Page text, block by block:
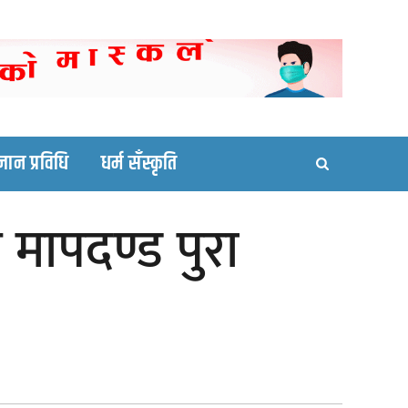
site
प्रविधि धर्म सँस्कृति
पुरा